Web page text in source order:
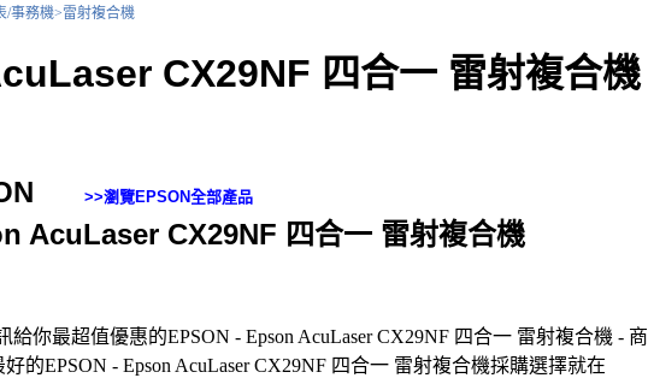
/事務機>雷射複合機
CX29NF 四合一 雷射複合機
>>瀏覽EPSON全部產品
AcuLaser CX29NF 四合一 雷射複合機
給你最超值優惠的EPSON - Epson AcuLaser CX29NF 四合一 雷射複合機 - 商
的EPSON - Epson AcuLaser CX29NF 四合一 雷射複合機採購選擇就在